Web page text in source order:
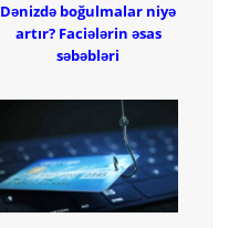
Dənizdə boğulmalar niyə
artır? Faciələrin əsas
səbəbləri